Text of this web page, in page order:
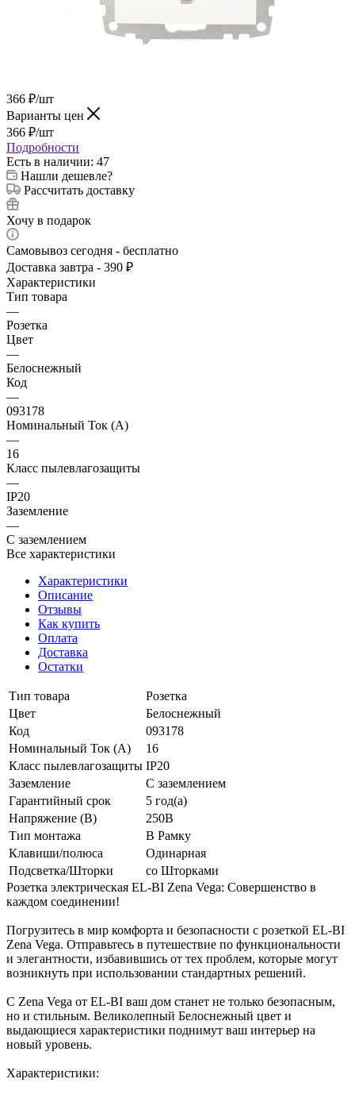
366 ₽/шт
Варианты цен
366 ₽/шт
Подробности
Есть в наличии: 47
Нашли дешевле?
Рассчитать доставку
Хочу в подарок
Самовывоз сегодня - бесплатно
Доставка завтра - 390 ₽
Характеристики
Тип товара
—
Розетка
Цвет
—
Белоснежный
Код
—
093178
Номинальный Ток (A)
—
16
Класс пылевлагозащиты
—
IP20
Заземление
—
С заземлением
Все характеристики
Характеристики
Описание
Отзывы
Как купить
Оплата
Доставка
Остатки
Тип товара
Розетка
Цвет
Белоснежный
Код
093178
Номинальный Ток (A)
16
Класс пылевлагозащиты IP20
Заземление
С заземлением
Гарантийный срок
5 год(а)
Напряжение (В)
250В
Тип монтажа
В Рамку
Клавиши/полюса
Одинарная
Подсветка/Шторки
со Шторками
Розетка электрическая EL-BI Zena Vega: Совершенство в
каждом соединении!
Погрузитесь в мир комфорта и безопасности с розеткой EL-BI
Zena Vega. Отправьтесь в путешествие по функциональности
и элегантности, избавившись от тех проблем, которые могут
возникнуть при использовании стандартных решений.
С Zena Vega от EL-BI ваш дом станет не только безопасным,
но и стильным. Великолепный Белоснежный цвет и
выдающиеся характеристики поднимут ваш интерьер на
новый уровень.
Характеристики: